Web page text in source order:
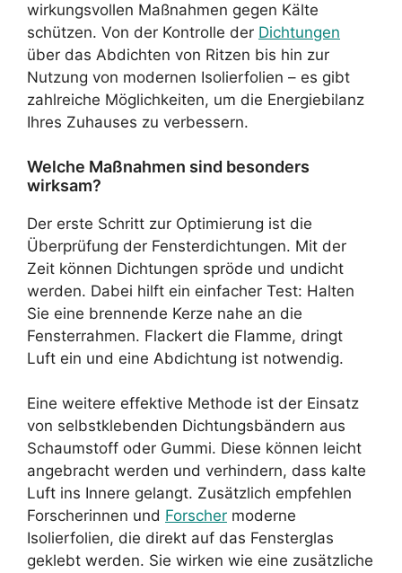
wirkungsvollen Maßnahmen gegen Kälte
schützen. Von der Kontrolle der Dichtungen
über das Abdichten von Ritzen bis hin zur
Nutzung von modernen Isolierfolien – es gibt
zahlreiche Möglichkeiten, um die Energiebilanz
Ihres Zuhauses zu verbessern.
Welche Maßnahmen sind besonders
wirksam?
Der erste Schritt zur Optimierung ist die
Überprüfung der Fensterdichtungen. Mit der
Zeit können Dichtungen spröde und undicht
werden. Dabei hilft ein einfacher Test: Halten
Sie eine brennende Kerze nahe an die
Fensterrahmen. Flackert die Flamme, dringt
Luft ein und eine Abdichtung ist notwendig.
Eine weitere effektive Methode ist der Einsatz
von selbstklebenden Dichtungsbändern aus
Schaumstoff oder Gummi. Diese können leicht
angebracht werden und verhindern, dass kalte
Luft ins Innere gelangt. Zusätzlich empfehlen
Forscherinnen und Forscher moderne
Isolierfolien, die direkt auf das Fensterglas
geklebt werden. Sie wirken wie eine zusätzliche